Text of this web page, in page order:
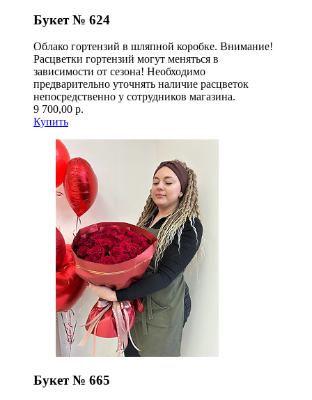
Букет № 624
Облако гортензий в шляпной коробке. Внимание!
Расцветки гортензий могут меняться в
зависимости от сезона! Необходимо
предварительно уточнять наличие расцветок
непосредственно у сотрудников магазина.
9 700,00 р.
Купить
Букет № 665